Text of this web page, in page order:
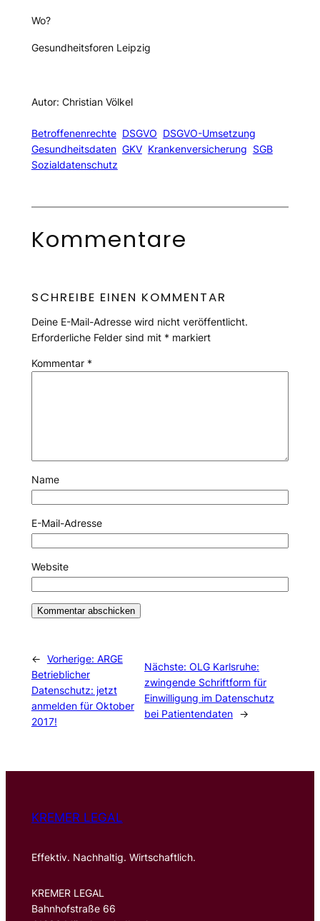
Wo?
Gesundheitsforen Leipzig
Autor: Christian Völkel
Betroffenenrechte DSGVO DSGVO-Umsetzung
Gesundheitsdaten GKV Krankenversicherung SGB
Sozialdatenschutz
Kommentare
SCHREIBE EINEN KOMMENTAR
Deine E-Mail-Adresse wird nicht veröffentlicht.
Erforderliche Felder sind mit * markiert
Kommentar *
Name
E-Mail-Adresse
Website
← Vorherige: ARGE
Betrieblicher
Datenschutz: jetzt
anmelden für Oktober
2017!
Nächste:OLG Karlsruhe:
zwingende Schriftform für
Einwilligung im Datenschutz
bei Patientendaten →
KREMER LEGAL
Effektiv. Nachhaltig. Wirtschaftlich.
KREMER LEGAL
Bahnhofstraße 66